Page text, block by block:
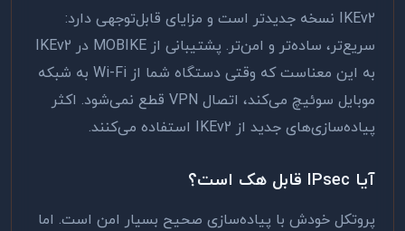
IKEv2 نسخه جدیدتر است و مزایای قابل‌توجهی دارد:
سریع‌تر، ساده‌تر و امن‌تر. پشتیبانی از MOBIKE در IKEv2
به این معناست که وقتی دستگاه شما از Wi-Fi به شبکه
موبایل سوئیچ می‌کند، اتصال VPN قطع نمی‌شود. اکثر
پیاده‌سازی‌های جدید از IKEv2 استفاده می‌کنند.
آیا IPsec قابل هک است؟
پروتکل خودش با پیاده‌سازی صحیح بسیار امن است. اما